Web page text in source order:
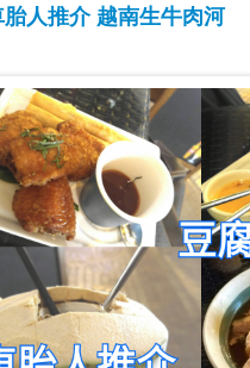
人推介 越南生牛肉河